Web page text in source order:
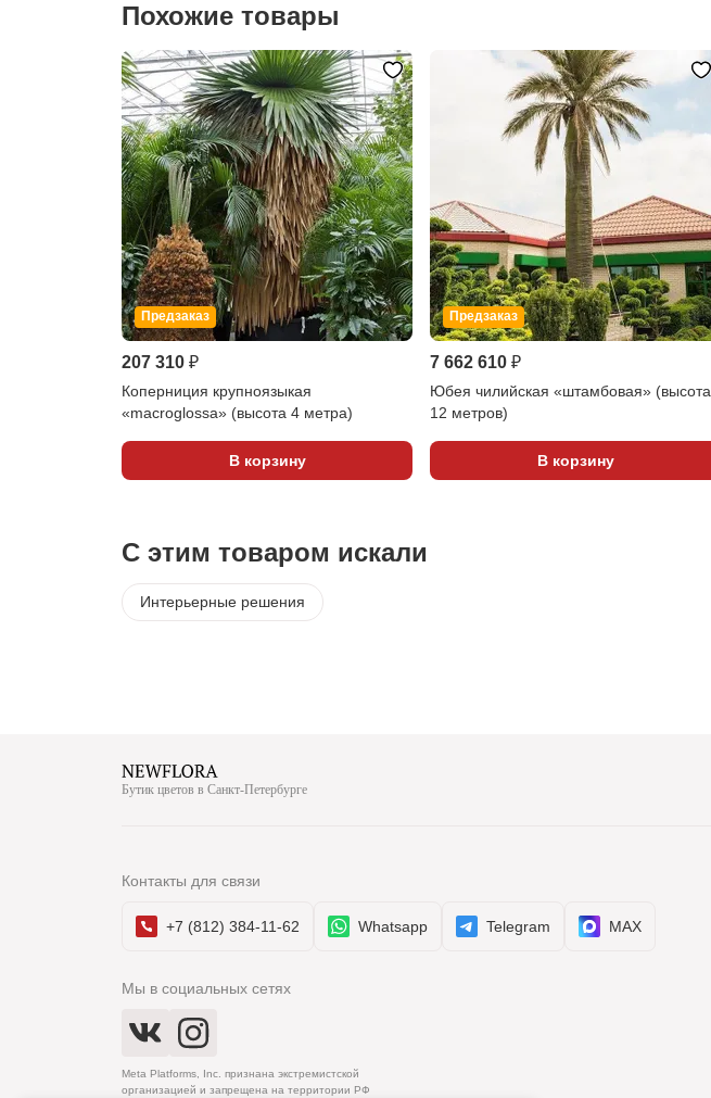
Похожие товары
Предзаказ
207 310 ₽
Коперниция крупноязыкая
«macroglossa» (высота 4 метра)
В корзину
Предзаказ
7 662 610 ₽
Юбея чилийская «штамбовая» (высота
12 метров)
В корзину
С этим товаром искали
Интерьерные решения
Бутик цветов в Санкт-Петербурге
Контакты для связи
+7 (812) 384-11-62 Whatsapp Telegram MAX
Мы в социальных сетях
Meta Platforms, Inc. признана экстремистской
организацией и запрещена на территории РФ